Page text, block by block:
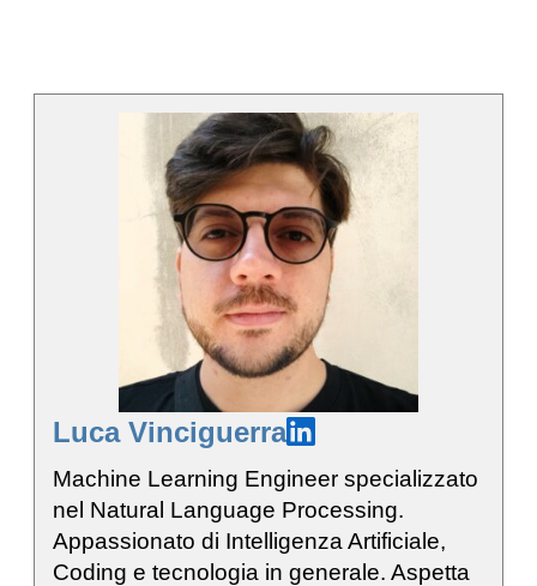
Luca Vinciguerra
Machine Learning Engineer specializzato
nel Natural Language Processing.
Appassionato di Intelligenza Artificiale,
Coding e tecnologia in generale. Aspetta